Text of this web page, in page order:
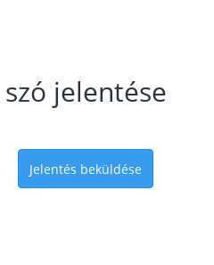
szó jelentése
Jelentés beküldése